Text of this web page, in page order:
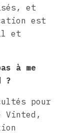
et
est
et
à me
?
pour
Vinted,